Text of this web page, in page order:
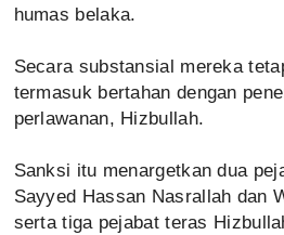
humas belaka.
Secara substansial mereka
termasuk bertahan dengan
perlawanan, Hizbullah.
Sanksi itu menargetkan dua
Sayyed Hassan Nasrallah dan
serta tiga pejabat teras